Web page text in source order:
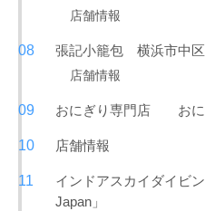
店舗情報
張記小籠包 横浜市中
店舗情報
おにぎり専門店 おに
店舗情報
インドアスカイダイビ
Japan」